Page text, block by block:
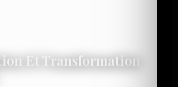
Et Transformation